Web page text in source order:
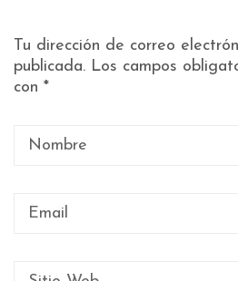
Tu dirección de correo
publicada. Los campos
con *